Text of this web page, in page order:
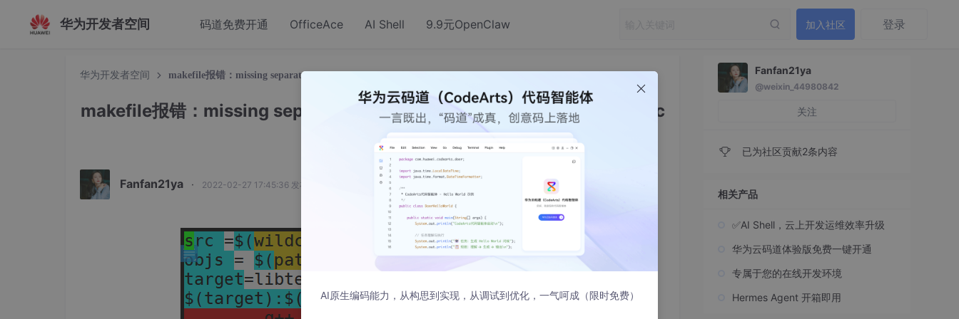
华为开发者空间 码道免费开通 OfficeAce AI Shell 9.9元OpenClaw 加入社区 登录
华为开发者空间 makefile报错：missing separator (did you mean TAB instead of 8 spaces?). Stop.
makefile报错：missing separator (did you mean TAB instead of 8 spac
es?). Stop.
Fanfan21ya · 2022-02-27 17:45:36 发布
Fanfan21ya
@weixin_44980842
关注
已为社区贡献2条内容
相关产品
✅AI Shell，云上开发运维效率升级
华为云码道体验版免费一键开通
专属于您的在线开发环境
Hermes Agent 开箱即用
AI原生编码能力，从构思到实现，从调试到优化，一气呵成（限时免费）